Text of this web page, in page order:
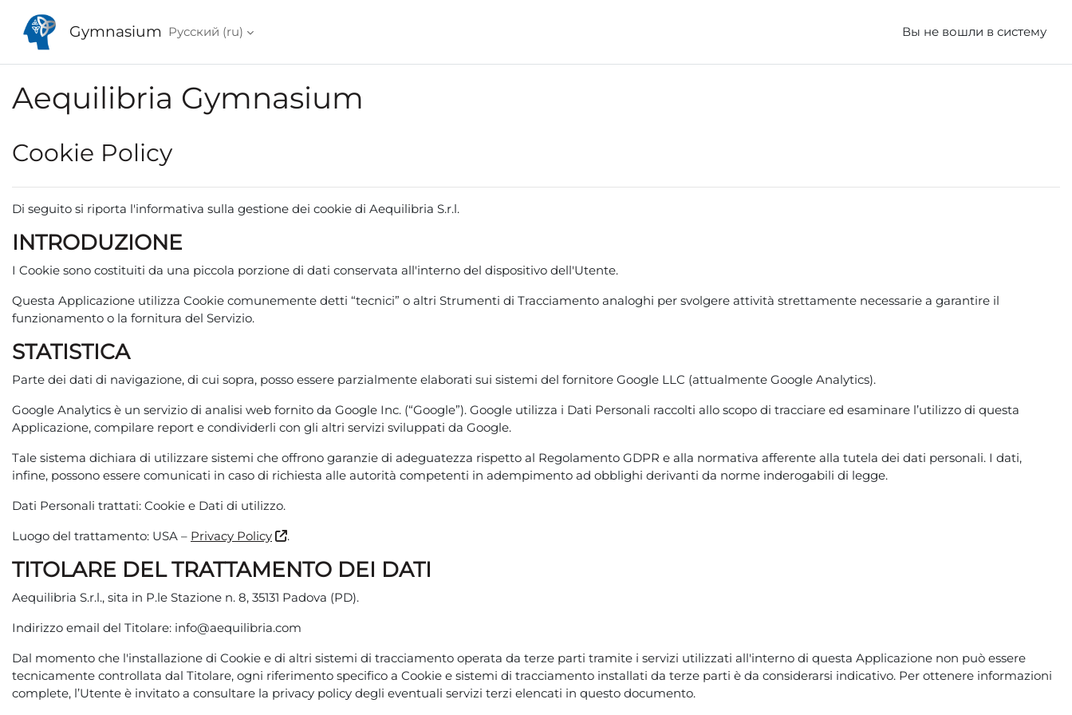
Gymnasium Русский ‎(ru)‎ Вы не вошли в систему
Aequilibria Gymnasium
Cookie Policy
Di seguito si riporta l'informativa sulla gestione dei cookie di Aequilibria S.r.l.
INTRODUZIONE
I Cookie sono costituiti da una piccola porzione di dati conservata all'interno del dispositivo dell'Utente.
Questa Applicazione utilizza Cookie comunemente detti “tecnici” o altri Strumenti di Tracciamento analoghi per svolgere attività strettamente necessarie a garantire il
funzionamento o la fornitura del Servizio.
STATISTICA
Parte dei dati di navigazione, di cui sopra, posso essere parzialmente elaborati sui sistemi del fornitore Google LLC (attualmente Google Analytics).
Google Analytics è un servizio di analisi web fornito da Google Inc. (“Google”). Google utilizza i Dati Personali raccolti allo scopo di tracciare ed esaminare l’utilizzo di questa
Applicazione, compilare report e condividerli con gli altri servizi sviluppati da Google.
Tale sistema dichiara di utilizzare sistemi che offrono garanzie di adeguatezza rispetto al Regolamento GDPR e alla normativa afferente alla tutela dei dati personali. I dati,
infine, possono essere comunicati in caso di richiesta alle autorità competenti in adempimento ad obblighi derivanti da norme inderogabili di legge.
Dati Personali trattati: Cookie e Dati di utilizzo.
Luogo del trattamento: USA – Privacy Policy .
TITOLARE DEL TRATTAMENTO DEI DATI
Aequilibria S.r.l., sita in P.le Stazione n. 8, 35131 Padova (PD).
Indirizzo email del Titolare: info@aequilibria.com
Dal momento che l'installazione di Cookie e di altri sistemi di tracciamento operata da terze parti tramite i servizi utilizzati all'interno di questa Applicazione non può essere
tecnicamente controllata dal Titolare, ogni riferimento specifico a Cookie e sistemi di tracciamento installati da terze parti è da considerarsi indicativo. Per ottenere informazioni
complete, l’Utente è invitato a consultare la privacy policy degli eventuali servizi terzi elencati in questo documento.